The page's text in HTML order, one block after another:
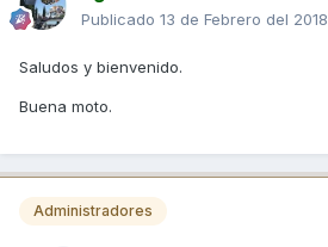
Publicado 13 de Febrero del 2018
Saludos y bienvenido.
Buena moto.
Administradores